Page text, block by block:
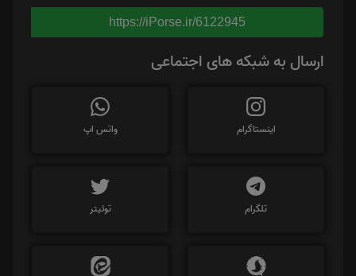
https://iPorse.ir/6122945
ارسال به شبکه های اجتماعی
اینستاگرام واتس اپ
تلگرام توئیتر